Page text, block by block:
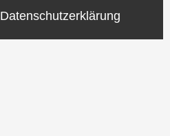
Datenschutzerklärung